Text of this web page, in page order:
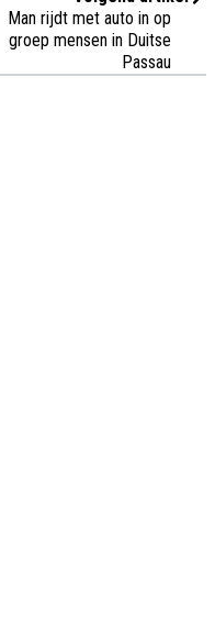
Man rijdt met auto in op
groep mensen in Duitse
Passau